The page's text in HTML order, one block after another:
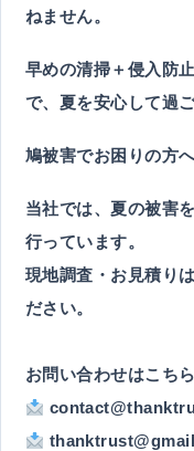
ねません。
早めの清掃＋侵入防
で、夏を安心して過
鳩被害でお困りの方
当社では、夏の被害
行っています。
現地調査・お見積り
ださい。
お問い合わせはこち